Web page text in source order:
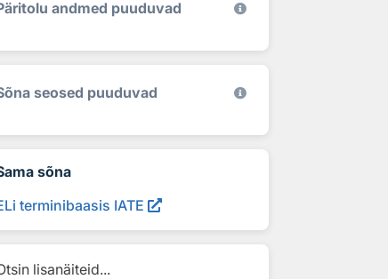
andmed puuduvad
seosed puuduvad
sõna
terminibaasis IATE
lisanäiteid...